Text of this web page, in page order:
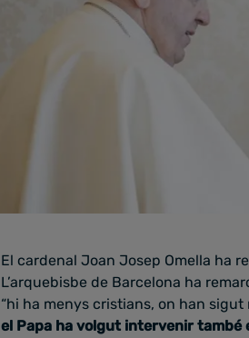
El cardenal Joan Josep Omella ha
L’arquebisbe de Barcelona ha
“hi ha menys cristians, on han sigut
el Papa ha volgut intervenir també